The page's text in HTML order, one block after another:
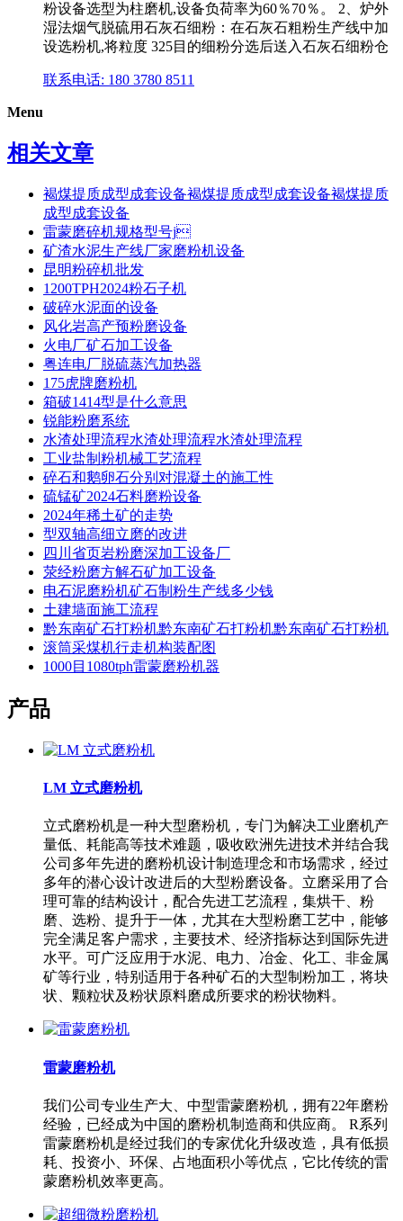
粉设备选型为柱磨机,设备负荷率为60％70％。 2、炉外
湿法烟气脱硫用石灰石细粉：在石灰石粗粉生产线中加
设选粉机,将粒度 325目的细粉分选后送入石灰石细粉仓
联系电话: 180 3780 8511
Menu
相关文章
褐煤提质成型成套设备褐煤提质成型成套设备褐煤提质
成型成套设备
雷蒙磨碎机规格型号j
矿渣水泥生产线厂家磨粉机设备
昆明粉碎机批发
1200TPH2024粉石子机
破碎水泥面的设备
风化岩高产预粉磨设备
火电厂矿石加工设备
粤连电厂脱硫蒸汽加热器
175虎牌磨粉机
箱破1414型是什么意思
锐能粉磨系统
水渣处理流程水渣处理流程水渣处理流程
工业盐制粉机械工艺流程
碎石和鹅卵石分别对混凝土的施工性
硫锰矿2024石料磨粉设备
2024年稀土矿的走势
型双轴高细立磨的改进
四川省页岩粉磨深加工设备厂
荥经粉磨方解石矿加工设备
电石泥磨粉机矿石制粉生产线多少钱
土建墙面施工流程
黔东南矿石打粉机黔东南矿石打粉机黔东南矿石打粉机
滚筒采煤机行走机构装配图
1000目1080tph雷蒙磨粉机器
产品
LM 立式磨粉机
立式磨粉机是一种大型磨粉机，专门为解决工业磨机产
量低、耗能高等技术难题，吸收欧洲先进技术并结合我
公司多年先进的磨粉机设计制造理念和市场需求，经过
多年的潜心设计改进后的大型粉磨设备。立磨采用了合
理可靠的结构设计，配合先进工艺流程，集烘干、粉
磨、选粉、提升于一体，尤其在大型粉磨工艺中，能够
完全满足客户需求，主要技术、经济指标达到国际先进
水平。可广泛应用于水泥、电力、冶金、化工、非金属
矿等行业，特别适用于各种矿石的大型制粉加工，将块
状、颗粒状及粉状原料磨成所要求的粉状物料。
雷蒙磨粉机
我们公司专业生产大、中型雷蒙磨粉机，拥有22年磨粉
经验，已经成为中国的磨粉机制造商和供应商。 R系列
雷蒙磨粉机是经过我们的专家优化升级改造，具有低损
耗、投资小、环保、占地面积小等优点，它比传统的雷
蒙磨粉机效率更高。